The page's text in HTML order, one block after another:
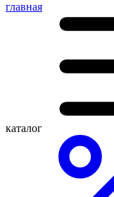
главная
каталог